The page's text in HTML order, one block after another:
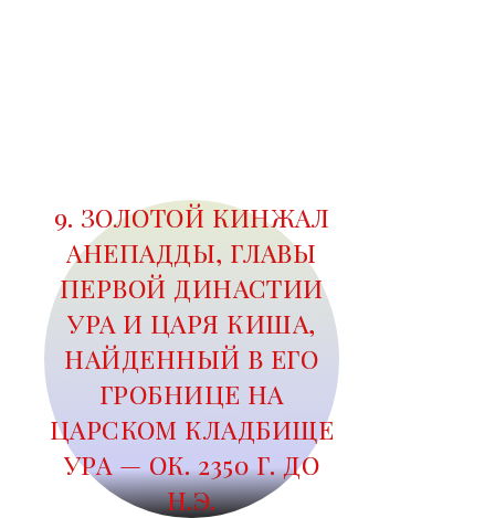
9. ЗОЛОТОЙ КИНЖАЛ
АНЕПАДДЫ, ГЛАВЫ
ПЕРВОЙ ДИНАСТИИ
УРА И ЦАРЯ КИША,
НАЙДЕННЫЙ В ЕГО
ГРОБНИЦЕ НА
ЦАРСКОМ КЛАДБИЩЕ
УРА — ОК. 2350 Г. ДО
Н.Э.